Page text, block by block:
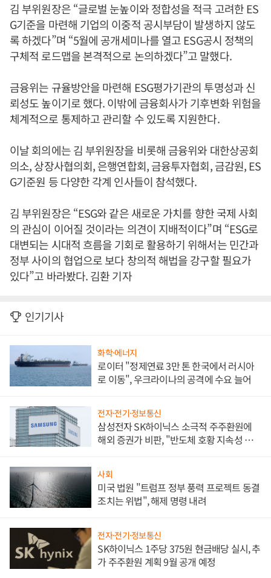
김 부위원장은 “글로벌 눈높이와 정합성을 적극 고려한 ES
G기준을 마련해 기업의 이중적 공시부담이 발생하지 않도
록 하겠다”며 “5월에 공개세미나를 열고 ESG공시 정책의
구체적 로드맵을 본격적으로 논의하겠다”고 말했다.
금융위는 규율방안을 마련해 ESG평가기관의 투명성과 신
뢰성도 높이기로 했다. 이밖에 금융회사가 기후변화 위험을
체계적으로 통제하고 관리할 수 있도록 지원한다.
이날 회의에는 김 부위원장을 비롯해 금융위와 대한상공회
의소, 상장사협의회, 은행연합회, 금융투자협회, 금감원, ES
G기준원 등 다양한 각계 인사들이 참석했다.
김 부위원장은 “ESG와 같은 새로운 가치를 향한 국제 사회
의 관심이 이어질 것이라는 의견이 지배적이다”며 “ESG로
대변되는 시대적 흐름을 기회로 활용하기 위해서는 민간과
정부 사이의 협업으로 보다 창의적 해법을 강구할 필요가
있다”고 바라봤다. 김환 기자
인기기사
화학·에너지
로이터 "정제연료 3만 톤 한국에서 러시아
로 이동", 우크라이나의 공격에 수요 늘어
전자·전기·정보통신
삼성전자 SK하이닉스 소극적 주주환원에
해외 증권가 비판, "반도체 호황 지속성 의
사회
미국 법원 "트럼프 정부 풍력 프로젝트 동결
조치는 위법", 해제 명령 내려
전자·전기·정보통신
SK하이닉스 1주당 375원 현금배당 실시, 추
가 주주환원 계획 9월 공개 예정